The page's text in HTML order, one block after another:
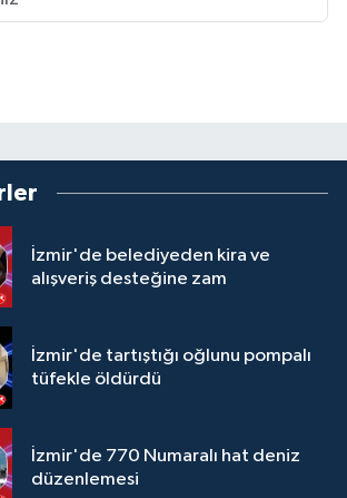
İzmir'de belediyeden kira ve
alışveriş desteğine zam
İzmir'de tartıştığı oğlunu pompalı
tüfekle öldürdü
İzmir'de 770 Numaralı hat deniz
düzenlemesi